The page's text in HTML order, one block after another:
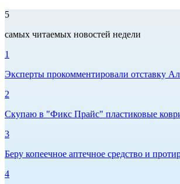
5
самых читаемых новостей недели
1
Эксперты прокомментировали отставку
2
Скупаю в "Фикс Прайс" пластиковые
3
Беру копеечное аптечное средство и
4